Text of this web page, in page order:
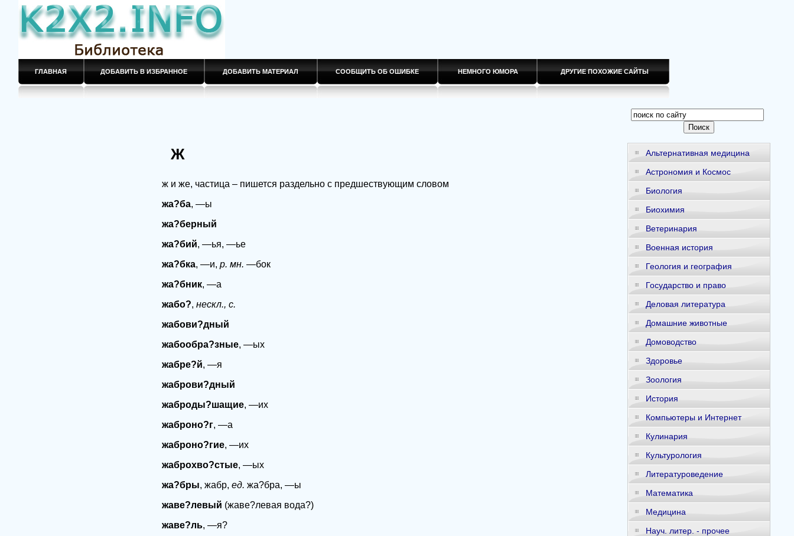
ГЛАВНАЯ ДОБАВИТЬ В ИЗБРАННОЕ ДОБАВИТЬ МАТЕРИАЛ СООБЩИТЬ ОБ ОШИБКЕ НЕМНОГО ЮМОРА ДРУГИЕ ПОХОЖИЕ САЙТЫ
Ж
ж и же, частица – пишется раздельно с предшествующим словом
жа?ба, —ы
жа?берный
жа?бий, —ья, —ье
жа?бка, —и, р. мн. —бок
жа?бник, —а
жабо?, нескл., с.
жабови?дный
жабообра?зные, —ых
жабре?й, —я
жаброви?дный
жаброды?шащие, —их
жаброно?г, —а
жаброно?гие, —их
жаброхво?стые, —ых
жа?бры, жабр, ед. жа?бра, —ы
жаве?левый (жаве?левая вода?)
жаве?ль, —я?
Альтернативная медицина
Астрономия и Космос
Биология
Биохимия
Ветеринария
Военная история
Геология и география
Государство и право
Деловая литература
Домашние животные
Домоводство
Здоровье
Зоология
История
Компьютеры и Интернет
Кулинария
Культурология
Литературоведение
Математика
Медицина
Науч. литер. - прочее